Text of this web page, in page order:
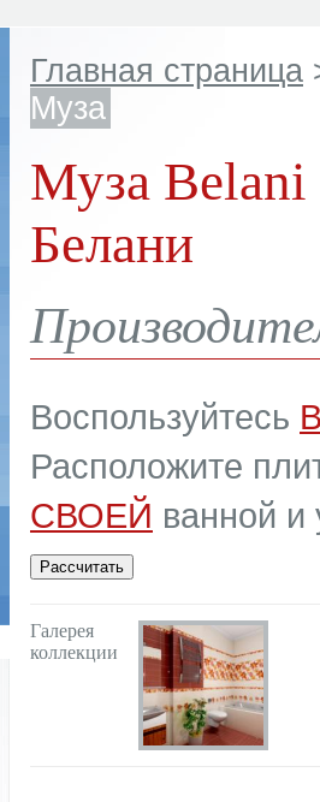
Главная страница
Муза
Муза Belani
Белани
Воспользуйтесь
Расположите
СВОЕЙ ванной и
Галерея
коллекции